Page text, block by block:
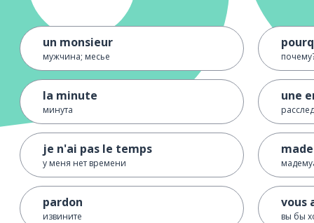
un monsieur
мужчина; месье
la minute
минута
je n'ai pas le temps
у меня нет времени
pardon
извините
une
vous
вы бы